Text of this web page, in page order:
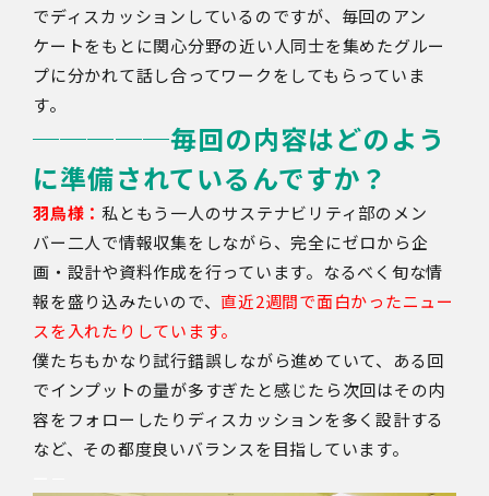
でディスカッションしているのですが、毎回のアン
ケートをもとに関心分野の近い人同士を集めたグルー
プに分かれて話し合ってワークをしてもらっていま
す。
─────毎回の内容はどのよう
に準備されているんですか？
羽鳥様： 私ともう一人のサステナビリティ部のメン
バー二人で情報収集をしながら、完全にゼロから企
画・設計や資料作成を行っています。なるべく旬な情
報を盛り込みたいので、 直近2週間で面白かったニュー
スを入れたりしています。
僕たちもかなり試行錯誤しながら進めていて、ある回
でインプットの量が多すぎたと感じたら次回はその内
容をフォローしたりディスカッションを多く設計する
など、その都度良いバランスを目指しています。